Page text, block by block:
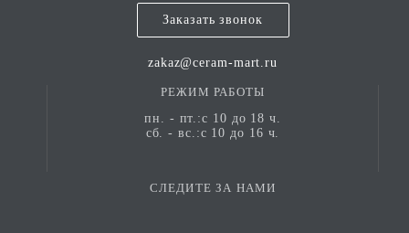
Заказать звонок
zakaz@ceram-mart.ru
РЕЖИМ РАБОТЫ
пн. - пт.:с 10 до 18 ч.
сб. - вс.:с 10 до 16 ч.
СЛЕДИТЕ ЗА НАМИ